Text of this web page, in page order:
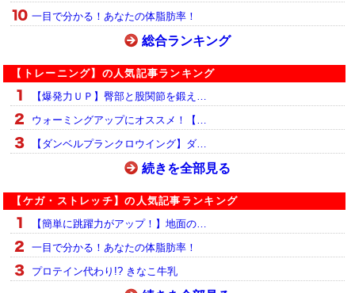
一目で分かる！あなたの体脂肪率！
総合ランキング
【トレーニング】の人気記事ランキング
【爆発力ＵＰ】臀部と股関節を鍛え…
ウォーミングアップにオススメ！【…
【ダンベルプランクロウイング】ダ…
続きを全部見る
【ケガ・ストレッチ】の人気記事ランキング
【簡単に跳躍力がアップ！】地面の…
一目で分かる！あなたの体脂肪率！
プロテイン代わり!? きなこ牛乳